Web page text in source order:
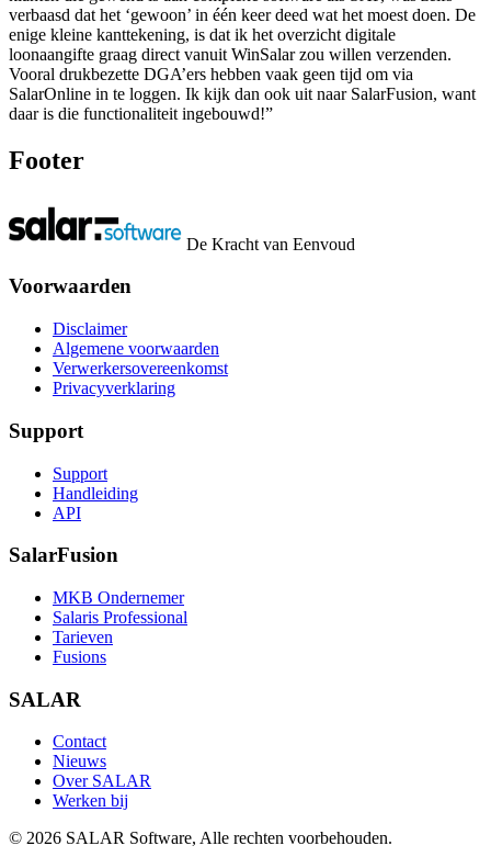
verbaasd dat het ‘gewoon’ in één keer deed wat het moest doen. De
enige kleine kanttekening, is dat ik het overzicht digitale
loonaangifte graag direct vanuit WinSalar zou willen verzenden.
Vooral drukbezette DGA’ers hebben vaak geen tijd om via
SalarOnline in te loggen. Ik kijk dan ook uit naar SalarFusion, want
daar is die functionaliteit ingebouwd!”
Footer
De Kracht van Eenvoud
Voorwaarden
Disclaimer
Algemene voorwaarden
Verwerkersovereenkomst
Privacyverklaring
Support
Support
Handleiding
API
SalarFusion
MKB Ondernemer
Salaris Professional
Tarieven
Fusions
SALAR
Contact
Nieuws
Over SALAR
Werken bij
© 2026 SALAR Software, Alle rechten voorbehouden.